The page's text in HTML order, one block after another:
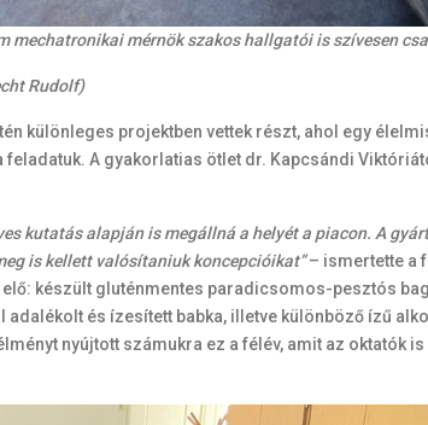
mechatronikai mérnök szakos hallgatói is szívesen
Rudolf)
különleges projektben vettek részt, ahol egy
A gyakorlatias ötlet dr. Kapcsándi
kutatás alapján is megállná a helyét a piacon. A
is kellett valósítaniuk koncepcióikat”– ismertette a
készült gluténmentes paradicsomos-pesztós
és ízesített babka, illetve különböző ízű
nyújtott számukra ez a félév, amit az oktatók